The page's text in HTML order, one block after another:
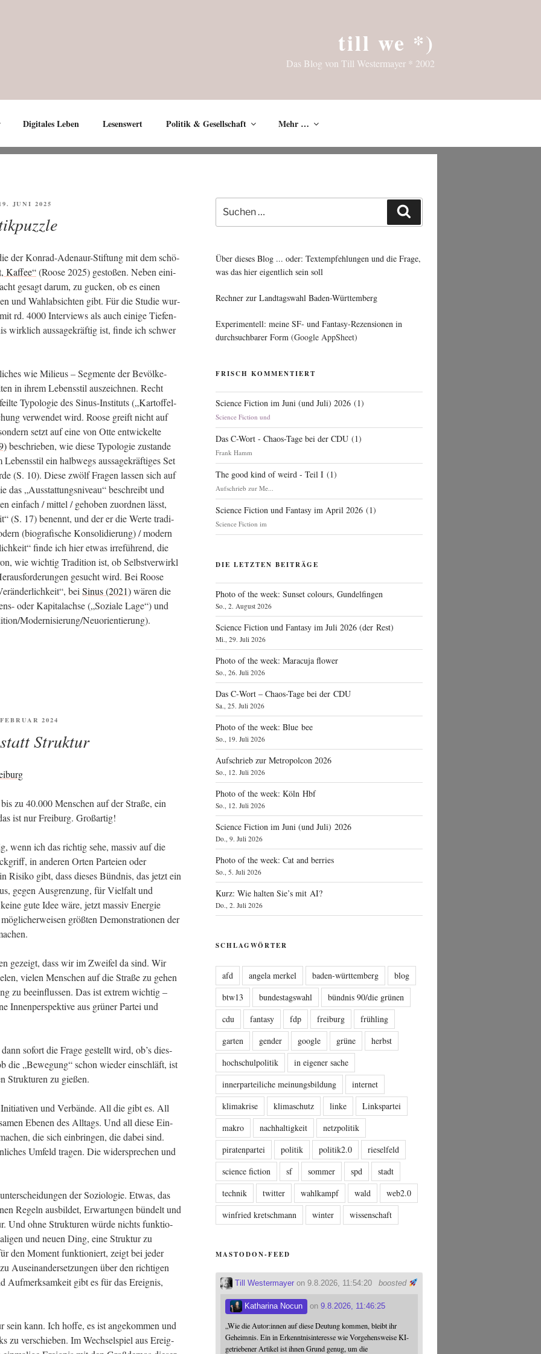
till we *)
Das Blog von Till Westermayer * 2002
Digitales Leben Lesenswert Politik & Gesellschaft Mehr …
JUNI 2025
der Kon­rad-Ade­naur-Stif­tung mit dem schö­
Kaf­fee“(Roo­se 2025) gesto­ßen. Neben eini­
gesagt dar­um, zu gucken, ob es einen
und Wahl­ab­sich­ten gibt. Für die Stu­die wur­
rd. 4000 Inter­views als auch eini­ge Tie­fen­
wirk­lich aus­sa­ge­kräf­tig ist, fin­de ich schwer
wie Milieus – Seg­men­te der Bevöl­ke­
in ihrem Lebens­stil aus­zeich­nen. Recht
Typo­lo­gie des Sinus-Insti­tuts („Kar­tof­fel­
ver­wen­det wird. Roo­se greift nicht auf
setzt auf eine von Otte ent­wi­ckel­te
beschrie­ben, wie die­se Typo­lo­gie zustan­de
ein halb­wegs aus­sa­ge­kräf­ti­ges Set
(S. 10). Die­se zwölf Fra­gen las­sen sich auf
das „Aus­stat­tungs­ni­veau“ beschreibt und
ein­fach / mit­tel / geho­ben zuord­nen lässt,
(S. 17) benennt, und der er die Wer­te tra­di­
(bio­gra­fi­sche Kon­so­li­die­rung) / modern
fin­de ich hier etwas irre­füh­rend, die
wie wich­tig Tra­di­ti­on ist, ob Selbst­ver­wirk­l
gesucht wird. Bei Roo­se
bei Sinus (2021)wären die
oder Kapi­tal­ach­se („Sozia­le Lage“) und
Modernisierung/Neuorientierung).
2024
Struktur
zu 40.000 Men­schen auf der Stra­ße, ein
ist nur Frei­burg. Großartig!
wenn ich das rich­tig sehe, mas­siv auf die
in ande­ren Orten Par­tei­en oder
Risi­ko gibt, dass die­ses Bünd­nis, das jetzt ein
gegen Aus­gren­zung, für Viel­falt und
gute Idee wäre, jetzt mas­siv Ener­gie
größ­ten Demons­tra­tio­nen der
gezeigt, dass wir im Zwei­fel da sind. Wir
vie­len Men­schen auf die Stra­ße zu gehen
zu beein­flus­sen. Das ist extrem wich­tig –
Innen­per­spek­ti­ve aus grü­ner Par­tei und
sofort die Fra­ge gestellt wird, ob’s dies­
die „Bewe­gung“ schon wie­der ein­schläft, ist
Struk­tu­ren zu gießen.
und Ver­bän­de. All die gibt es. All
Ebe­nen des All­tags. Und all die­se Ein­
die sich ein­brin­gen, die dabei sind.
Umfeld tra­gen. Die wider­spre­chen und
der Sozio­lo­gie. Etwas, das
Regeln aus­bil­det, Erwar­tun­gen bün­delt und
Und ohne Struk­tu­ren wür­de nichts funk­tio­
und neu­en Ding, eine Struk­tur zu
den Moment funk­tio­niert, zeigt bei jeder
Aus­ein­an­der­set­zun­gen über den rich­ti­gen
Auf­merk­sam­keit gibt es für das Ereig­nis,
sein kann. Ich hof­fe, es ist ange­kom­men und
zu ver­schie­ben. Im Wech­sel­spiel aus Ereig­
Suche
nach:
Über dieses Blog ... oder: Textempfehlungen und die Frage,
was das hier eigentlich sein soll
Rechner zur Landtagswahl Baden-Württemberg
Experimentell: meine SF- und Fantasy-Rezensionen in
durchsuchbarer Form (Google AppSheet)
FRISCH KOMMENTIERT
Science Fiction im Juni (und Juli) 2026 (1)
Science Fiction und
Das C-Wort - Chaos-Tage bei der CDU (1)
Frank Hamm
The good kind of weird - Teil I (1)
Aufschrieb zur Me...
Science Fiction und Fantasy im April 2026 (1)
Science Fiction im
DIE LETZTEN BEITRÄGE
Photo of the week: Sunset colours, Gundelfingen
So., 2. August 2026
Science Fiction und Fantasy im Juli 2026 (der Rest)
Mi., 29. Juli 2026
Photo of the week: Maracuja flower
So., 26. Juli 2026
Das C‑Wort – Chaos-Tage bei der CDU
Sa., 25. Juli 2026
Photo of the week: Blue bee
So., 19. Juli 2026
Aufschrieb zur Metropolcon 2026
So., 12. Juli 2026
Photo of the week: Köln Hbf
So., 12. Juli 2026
Science Fiction im Juni (und Juli) 2026
Do., 9. Juli 2026
Photo of the week: Cat and berries
So., 5. Juli 2026
Kurz: Wie halten Sie’s mit AI?
Do., 2. Juli 2026
SCHLAGWÖRTER
afd angela merkel baden-württemberg
blog
btw13
bundestagswahl
bündnis 90/die grünen
cdu
fantasy fdp freiburg
frühling
garten
gender google grüne
herbst
hochschulpolitik
in eigener sache
innerparteiliche meinungsbildung
internet
klimakrise
klimaschutz linke
Linkspartei
makro
nachhaltigkeit
netzpolitik
piratenpartei
politik politik2.0
rieselfeld
science fiction
sf sommer spd
stadt
technik
twitter wahlkampf wald
web2.0
winfried kretschmann
winter wissenschaft
MASTODON-FEED
boosted
Till Westermayer on 9.8.2026, 11:54:20
Katharina Nocun on9.8.2026, 11:46:25
„Wie die Autor:innen auf diese Deutung kommen, bleibt ihr
Geheimnis. Ein in Erkenntnisinteresse wie Vorgehensweise KI-
getriebener Artikel ist ihnen Grund genug, um die